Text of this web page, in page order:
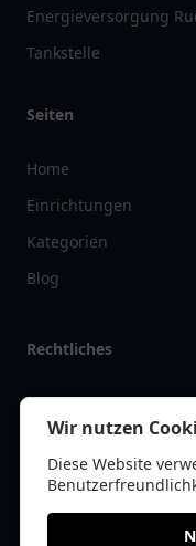
Energieversorgung
Tankstelle
Seiten
Home
Einrichtungen
Kategorien
Blog
Rechtliches
Impressum
Datenschutz
Kontakt
Wir nutzen
Diese Website